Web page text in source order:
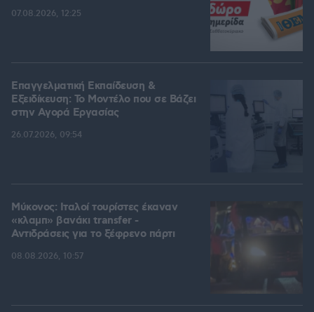
07.08.2026, 12:25
Επαγγελματική Εκπαίδευση &
Εξειδίκευση: Το Mοντέλο που σε Bάζει
στην Aγορά Eργασίας
26.07.2026, 09:54
Μύκονος: Ιταλοί τουρίστες έκαναν
«κλαμπ» βανάκι transfer -
Αντιδράσεις για το ξέφρενο πάρτι
08.08.2026, 10:57